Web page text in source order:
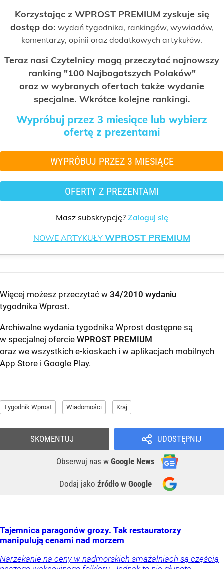
Korzystając z WPROST PREMIUM zyskuje się
dostęp do: wydań tygodnika, rankingów, wywiadów,
komentarzy, opinii oraz dodatkowych artykułów.
Teraz nasi Czytelnicy mogą przeczytać najnowszy
ranking "100 Najbogatszych Polaków"
oraz w wybranych ofertach także wydanie
specjalne. Wkrótce kolejne rankingi.
Wypróbuj przez 3 miesiące lub wybierz
ofertę z prezentami
WYPRÓBUJ PRZEZ 3 MIESIĄCE
OFERTY Z PREZENTAMI
Masz subskrypcję? Zaloguj się
NOWE ARTYKUŁY WPROST PREMIUM
Więcej możesz przeczytać w 34/2010 wydaniu
tygodnika Wprost.
Archiwalne wydania tygodnika Wprost dostępne są
w specjalnej ofercie WPROST PREMIUM
oraz we wszystkich e-kioskach i w aplikacjach mobilnych
App Store i Google Play.
Tygodnik Wprost Wiadomości Kraj
UDOSTĘPNIJ
Obserwuj nas w Google News
Dodaj jako źródło w Google
SKOMENTUJ
Tajemnica paragonów grozy. Tak restauratorzy
manipulują cenami nad morzem
Narzekanie na ceny w nadmorskich smażalniach są częścią